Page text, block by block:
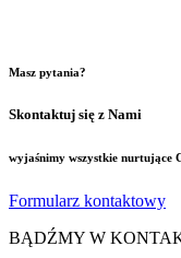
Masz pytania?
Skontaktuj się z Nami
wyjaśnimy wszystkie nurtujące
Formularz kontaktowy
BĄDŹMY W